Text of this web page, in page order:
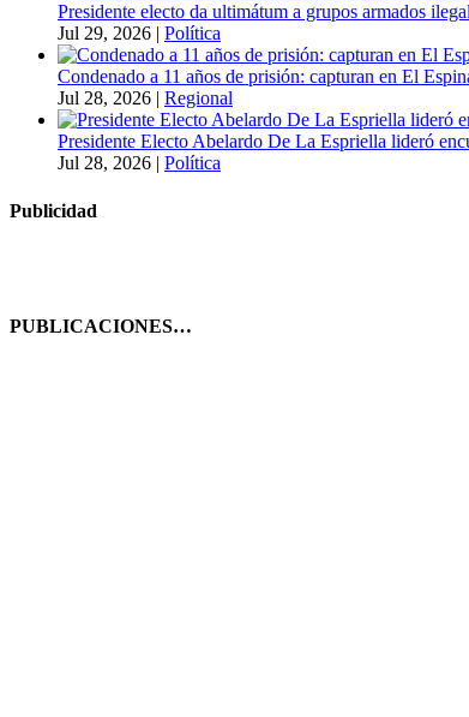
Presidente electo da ultimátum a grupos armados
Jul 29, 2026 | Política
Condenado a 11 años de prisión: capturan en El
Jul 28, 2026 | Regional
Presidente Electo Abelardo De La Espriella lideró
Jul 28, 2026 | Política
Publicidad
PUBLICACIONES…